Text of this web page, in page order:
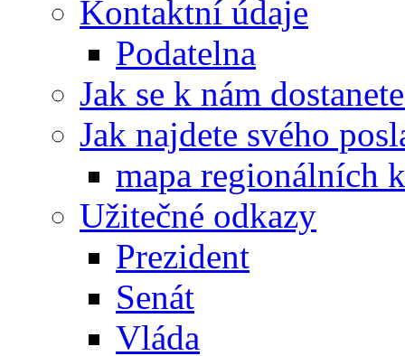
Kontaktní údaje
Podatelna
Jak se k nám
Jak najdete svého
mapa regionálních
Užitečné odkazy
Prezident
Senát
Vláda